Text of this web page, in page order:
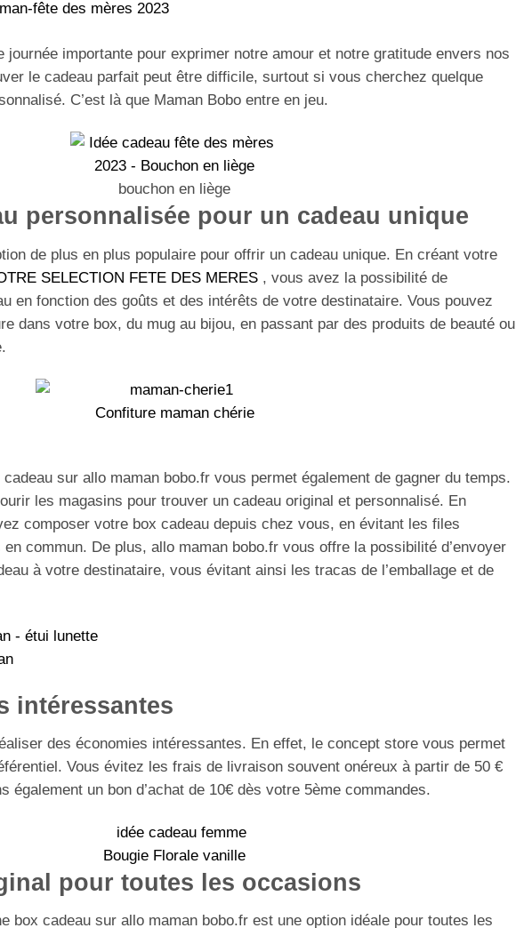
journée importante pour exprimer notre amour et notre gratitude envers nos
le cadeau parfait peut être difficile, surtout si vous cherchez quelque
C’est là que Maman Bobo entre en jeu.
bouchon en liège
personnalisée pour un cadeau unique
de plus en plus populaire pour offrir un cadeau unique. En créant votre
SELECTION FETE DES MERES , vous avez la possibilité de
en fonction des goûts et des intérêts de votre destinataire. Vous pouvez
dans votre box, du mug au bijou, en passant par des produits de beauté ou
Confiture maman chérie
cadeau sur allo maman bobo.fr vous permet également de gagner du temps.
les magasins pour trouver un cadeau original et personnalisé. En
composer votre box cadeau depuis chez vous, en évitant les files
commun. De plus, allo maman bobo.fr vous offre la possibilité d’envoyer
à votre destinataire, vous évitant ainsi les tracas de l’emballage et de
intéressantes
des économies intéressantes. En effet, le concept store vous permet
Vous évitez les frais de livraison souvent onéreux à partir de 50 €
également un bon d’achat de 10€ dès votre 5ème commandes.
Bougie Florale vanille
pour toutes les occasions
box cadeau sur allo maman bobo.fr est une option idéale pour toutes les